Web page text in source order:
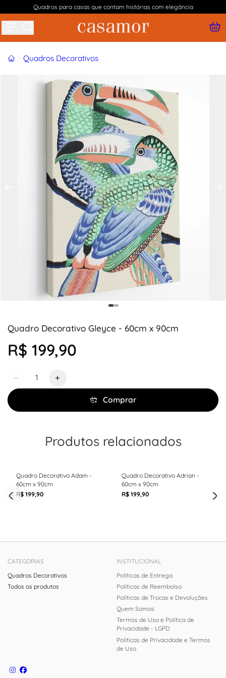
Quadros para casas que contam histórias com elegância
InícioQuadros Decorativos
Quadro Decorativo Gleyce - 60cm x 90cm
R$ 199,90
− +
Comprar
Produtos relacionados
Quadro Decorativo Adam -
60cm x 90cm
R$ 199,90
Quadro Decorativo Adrian -
60cm x 90cm
R$ 199,90
CATEGORIAS
Quadros Decorativos
Todos os produtos
INSTITUCIONAL
Políticas de Entrega
Políticas de Reembolso
Políticas de Trocas e Devoluções
Quem Somos
Termos de Uso e Política de
Privacidade - LGPD
Políticas de Privacidade e Termos
de Uso